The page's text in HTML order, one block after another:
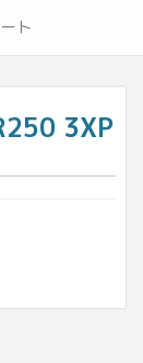
ト
3XP